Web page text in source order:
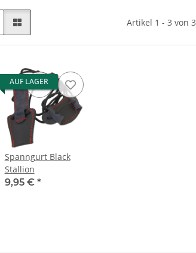
Artikel 1 - 3 von 3
AUF LAGER
Spanngurt Black
Stallion
9,95 € *